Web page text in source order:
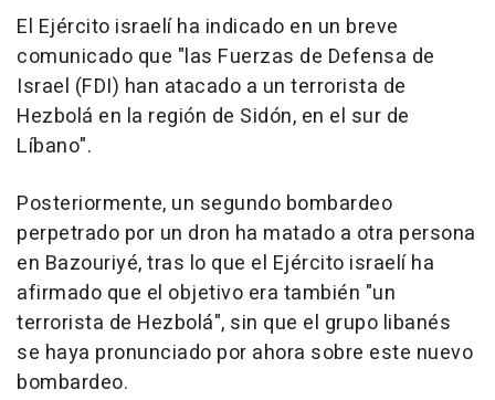
El Ejército israelí ha indicado en un breve
comunicado que "las Fuerzas de Defensa de
Israel (FDI) han atacado a un terrorista de
Hezbolá en la región de Sidón, en el sur de
Líbano".
Posteriormente, un segundo bombardeo
perpetrado por un dron ha matado a otra persona
en Bazouriyé, tras lo que el Ejército israelí ha
afirmado que el objetivo era también "un
terrorista de Hezbolá", sin que el grupo libanés
se haya pronunciado por ahora sobre este nuevo
bombardeo.